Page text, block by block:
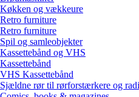
Køkken og vækkeure
Retro furniture
Retro furniture
Spil og samleobjekter
Kassettebånd og VHS
Kassettebånd
VHS Kassettebånd
Sjældne rør til rørforstærkere og